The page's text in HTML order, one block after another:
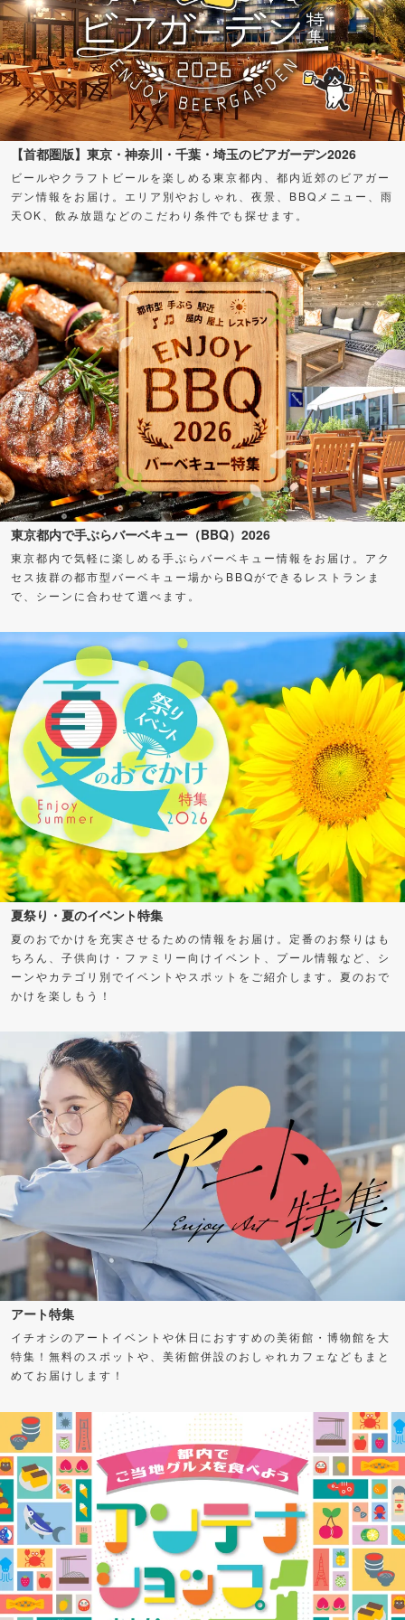
【首都圏版】東京・神奈川・千葉・埼玉のビアガーデン2026
ビールやクラフトビールを楽しめる東京都内、都内近郊のビアガー
デン情報をお届け。エリア別やおしゃれ、夜景、BBQメニュー、雨
天OK、飲み放題などのこだわり条件でも探せます。
東京都内で手ぶらバーベキュー（BBQ）2026
東京都内で気軽に楽しめる手ぶらバーベキュー情報をお届け。アク
セス抜群の都市型バーベキュー場からBBQができるレストランま
で、シーンに合わせて選べます。
夏祭り・夏のイベント特集
夏のおでかけを充実させるための情報をお届け。定番のお祭りはも
ちろん、子供向け・ファミリー向けイベント、プール情報など、シ
ーンやカテゴリ別でイベントやスポットをご紹介します。夏のおで
かけを楽しもう！
アート特集
イチオシのアートイベントや休日におすすめの美術館・博物館を大
特集！無料のスポットや、美術館併設のおしゃれカフェなどもまと
めてお届けします！